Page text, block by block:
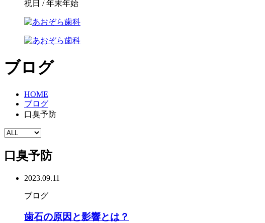
祝日 / 年末年始
ブログ
HOME
ブログ
口臭予防
口臭予防
2023.09.11
ブログ
歯石の原因と影響とは？